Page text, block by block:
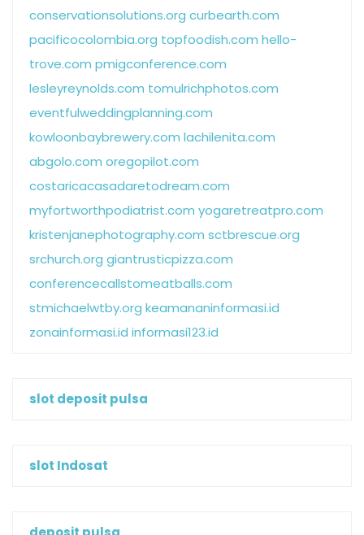
conservationsolutions.org curbearth.com
pacificocolombia.org topfoodish.com hello-
trove.com pmigconference.com
lesleyreynolds.com tomulrichphotos.com
eventfulweddingplanning.com
kowloonbaybrewery.com lachilenita.com
abgolo.com oregopilot.com
costaricacasadaretodream.com
myfortworthpodiatrist.com yogaretreatpro.com
kristenjanephotography.com sctbrescue.org
srchurch.org giantrusticpizza.com
conferencecallstomeatballs.com
stmichaelwtby.org keamananinformasi.id
zonainformasi.id informasi123.id
slot deposit pulsa
slot Indosat